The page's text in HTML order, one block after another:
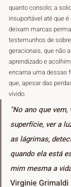
quanto consolo; a
insuportável até que
deixam marcas
testemunhos de
geracionais, que não
aprendizado e
encarna uma dessas
que, apesar das
vivido.
"No ano que
superfície, ver a
as lágrimas,
quando ela está
mim mesma a
Virginie Grimaldi